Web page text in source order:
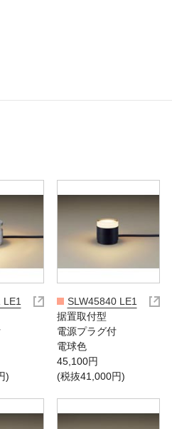
LE1
)
SLW45840 LE1
据置取付型
電源プラグ付
電球色
45,100円
(税抜41,000円)